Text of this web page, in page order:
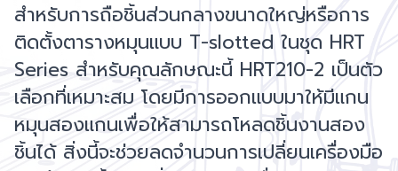
สำหรับการถือชิ้นส่วนกลางขนาดใหญ่หรือการ
ติดตั้งตารางหมุนแบบ T-slotted ในชุด HRT
Series สำหรับคุณลักษณะนี้ HRT210-2 เป็นตัว
เลือกที่เหมาะสม โดยมีการออกแบบมาให้มีแกน
หมุนสองแกนเพื่อให้สามารถโหลดชิ้นงานสอง
ชิ้นได้ สิ่งนี้จะช่วยลดจำนวนการเปลี่ยนเครื่องมือ